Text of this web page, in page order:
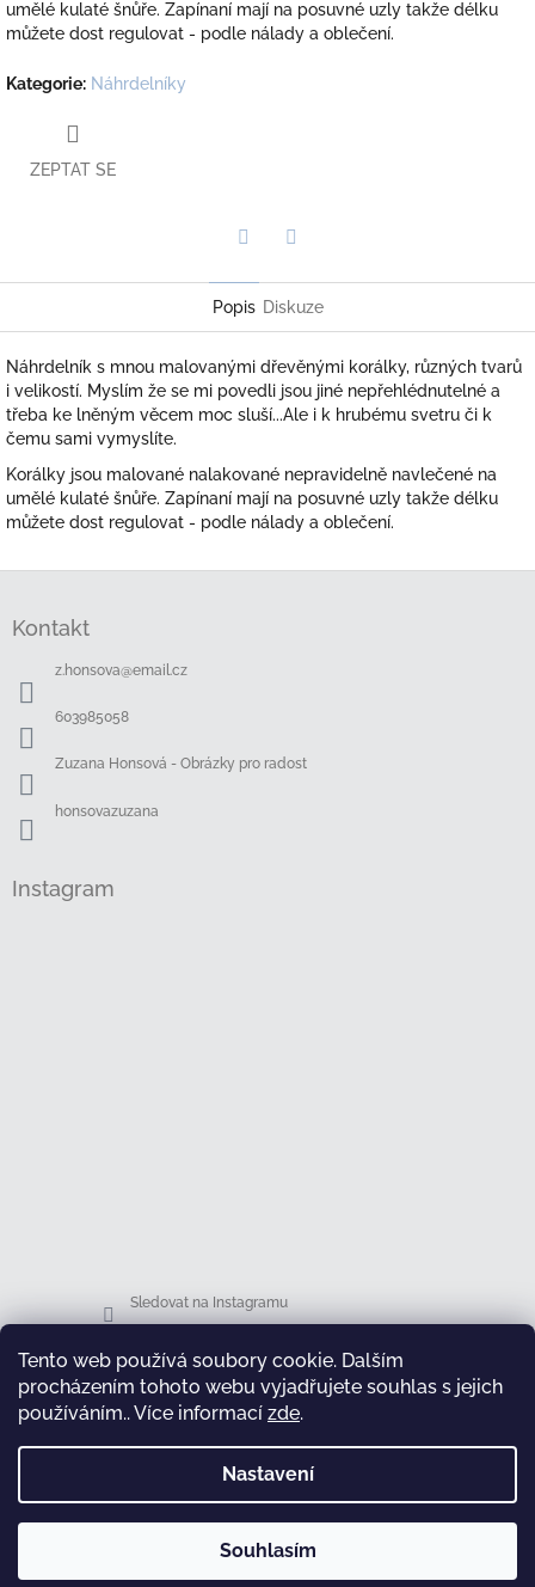
Tento web používá soubory cookie. Dalším
procházením tohoto webu vyjadřujete souhlas s jejich
používáním.. Více informací zde.
Nastavení
Souhlasím
umělé kulaté šnůře. Zapínaní mají na posuvné uzly takže délku
můžete dost regulovat - podle nálady a oblečení.
Kategorie: Náhrdelníky
ZEPTAT SE
Popis Diskuze
Náhrdelník s mnou malovanými dřevěnými korálky, různých tvarů
i velikostí. Myslím že se mi povedli jsou jiné nepřehlédnutelné a
třeba ke lněným věcem moc sluší...Ale i k hrubému svetru či k
čemu sami vymyslíte.
Korálky jsou malované nalakované nepravidelně navlečené na
umělé kulaté šnůře. Zapínaní mají na posuvné uzly takže délku
můžete dost regulovat - podle nálady a oblečení.
Kontakt
z.honsova@email.cz
603985058
Zuzana Honsová - Obrázky pro radost
honsovazuzana
Instagram
Sledovat na Instagramu
Facebook
test
Copyright 2026Honsová shop
vyhrazena.